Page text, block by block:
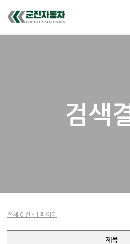
검색
전체 0 건 - 1 페이지
제목